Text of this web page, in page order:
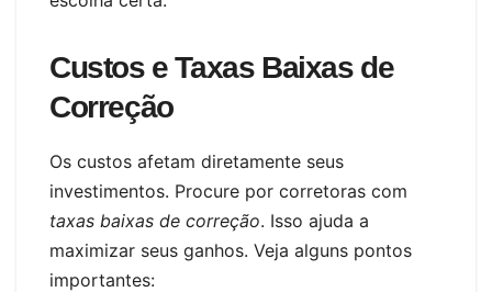
Custos e Taxas Baixas de
Correção
Os custos afetam diretamente seus
investimentos. Procure por corretoras com
taxas baixas de correção. Isso ajuda a
maximizar seus ganhos. Veja alguns pontos
importantes: